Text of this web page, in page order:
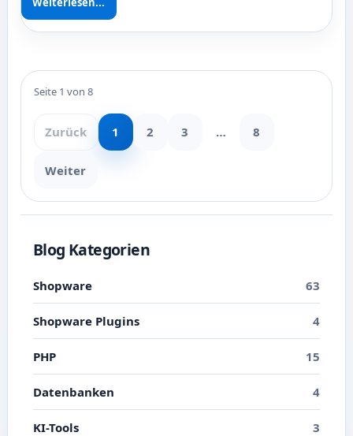
Blog Kategorien
Shopware 63
Shopware Plugins 4
PHP 15
Datenbanken 4
KI-Tools 3
Seite 1 von 8
Zurück 1 2 3 … 8
Weiter